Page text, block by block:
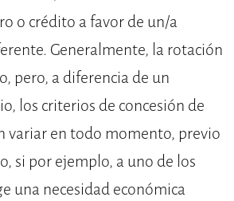
o crédito a favor de un/a
Generalmente, la rotación
pero, a diferencia de un
los criterios de concesión de
variar en todo momento, previo
si por ejemplo, a uno de los
una necesidad económica